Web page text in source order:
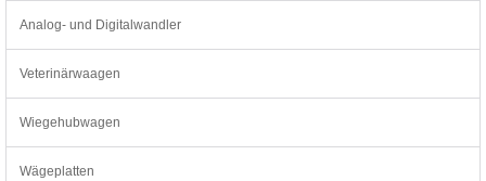
Analog- und Digitalwandler
Veterinärwaagen
Wiegehubwagen
Wägeplatten